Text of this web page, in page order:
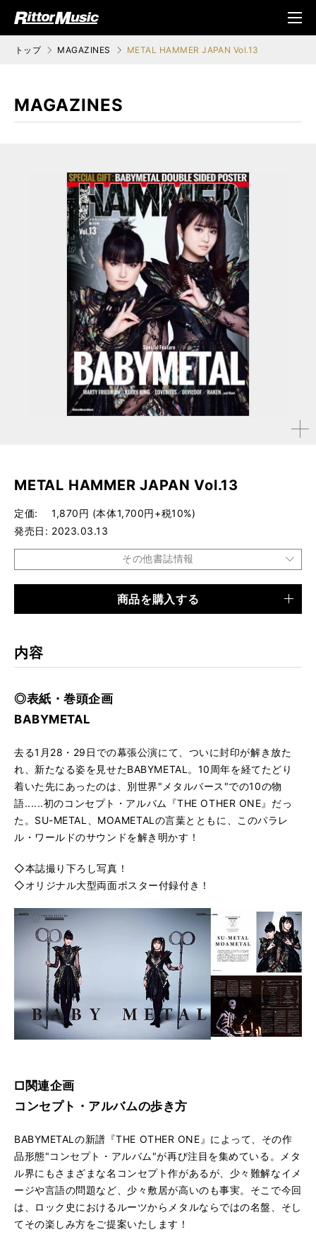
ジック (Rittor Musi
メニ
ュ
トップ MAGAZINES METAL HAMMER JAPAN Vol.13
MAGAZINES
拡大す
METAL HAMMER JAPAN Vol.13
定価
1,870円 (本体1,700円+税10%)
発売日
2023.03.13
その他書誌情報
商品を購入する
内容
◎表紙・巻頭企画
BABYMETAL
去る1月28・29日での幕張公演にて、ついに封印が解き放た
れ、新たなる姿を見せたBABYMETAL。10周年を経てたどり
着いた先にあったのは、別世界"メタルバース"での10の物
語......初のコンセプト・アルバム『THE OTHER ONE』だっ
た。SU-METAL、MOAMETALの言葉とともに、このパラレ
ル・ワールドのサウンドを解き明かす！
◇本誌撮り下ろし写真！
◇オリジナル大型両面ポスター付録付き！
□関連企画
コンセプト・アルバムの歩き方
BABYMETALの新譜『THE OTHER ONE』によって、その作
品形態"コンセプト・アルバム"が再び注目を集めている。メタ
ル界にもさまざまな名コンセプト作があるが、少々難解なイメ
ージや言語の問題など、少々敷居が高いのも事実。そこで今回
は、ロック史におけるルーツからメタルならではの名盤、そし
てその楽しみ方をご提案いたします！